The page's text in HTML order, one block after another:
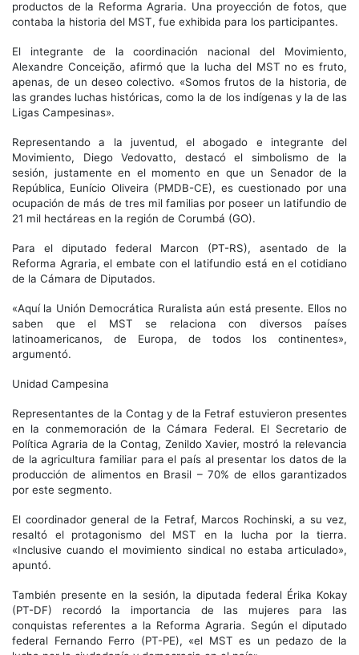
productos de la Reforma Agraria. Una proyección de fotos, que
contaba la historia del MST, fue exhibida para los participantes.
El integrante de la coordinación nacional del Movimiento,
Alexandre Conceição, afirmó que la lucha del MST no es fruto,
apenas, de un deseo colectivo. «Somos frutos de la historia, de
las grandes luchas históricas, como la de los indígenas y la de las
Ligas Campesinas».
Representando a la juventud, el abogado e integrante del
Movimiento, Diego Vedovatto, destacó el simbolismo de la
sesión, justamente en el momento en que un Senador de la
República, Eunício Oliveira (PMDB-CE), es cuestionado por una
ocupación de más de tres mil familias por poseer un latifundio de
21 mil hectáreas en la región de Corumbá (GO).
Para el diputado federal Marcon (PT-RS), asentado de la
Reforma Agraria, el embate con el latifundio está en el cotidiano
de la Cámara de Diputados.
«Aquí la Unión Democrática Ruralista aún está presente. Ellos no
saben que el MST se relaciona con diversos países
latinoamericanos, de Europa, de todos los continentes»,
argumentó.
Unidad Campesina
Representantes de la Contag y de la Fetraf estuvieron presentes
en la conmemoración de la Cámara Federal. El Secretario de
Política Agraria de la Contag, Zenildo Xavier, mostró la relevancia
de la agricultura familiar para el país al presentar los datos de la
producción de alimentos en Brasil – 70% de ellos garantizados
por este segmento.
El coordinador general de la Fetraf, Marcos Rochinski, a su vez,
resaltó el protagonismo del MST en la lucha por la tierra.
«Inclusive cuando el movimiento sindical no estaba articulado»,
apuntó.
También presente en la sesión, la diputada federal Érika Kokay
(PT-DF) recordó la importancia de las mujeres para las
conquistas referentes a la Reforma Agraria. Según el diputado
federal Fernando Ferro (PT-PE), «el MST es un pedazo de la